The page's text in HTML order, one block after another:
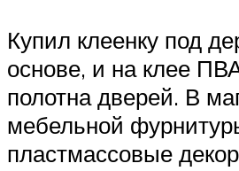
Купил клеенку под
основе, и на клее
полотна дверей. В
мебельной
пластмассовые